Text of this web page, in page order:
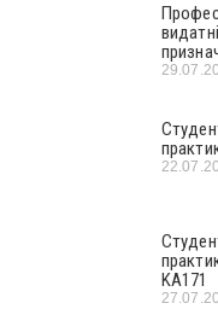
KA171